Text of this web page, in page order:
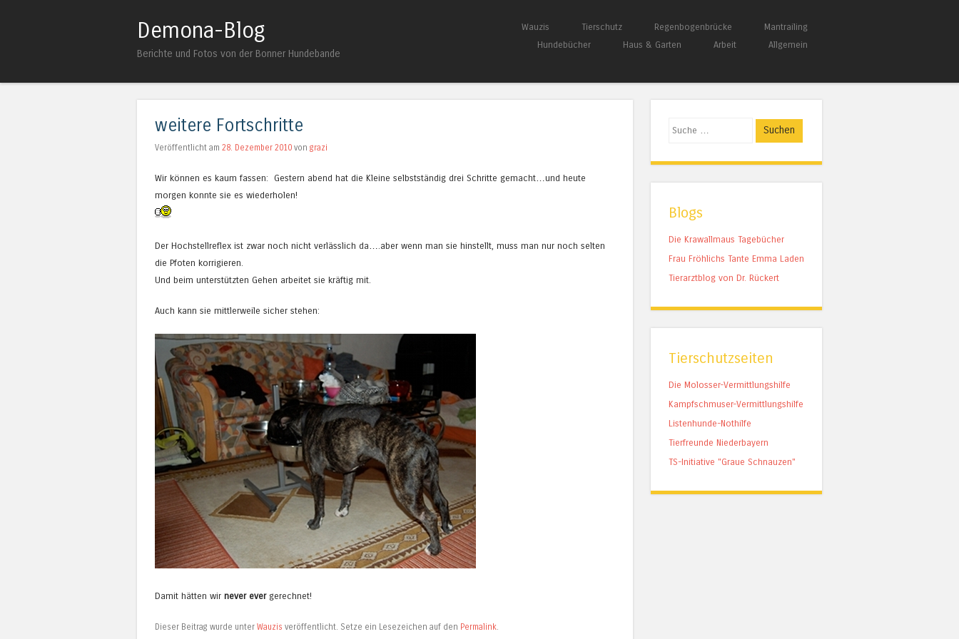
Demona-Blog
Berichte und Fotos von der Bonner Hundebande Menü
Springe zum Inhalt
Wauzis Tierschutz Regenbogenbrücke
Mantrailing
Hundebücher
Haus & Garten Arbeit Allgemein
weitere Fortschritte
Veröffentlicht am 28. Dezember 2010 von grazi
Wir können es kaum fassen: Gestern abend hat die Kleine selbstständig drei Schritte gemacht…und heute
morgen konnte sie es wiederholen!
Der Hochstellreflex ist zwar noch nicht verlässlich da….aber wenn man sie hinstellt, muss man nur noch selten
die Pfoten korrigieren.
Und beim unterstützten Gehen arbeitet sie kräftig mit.
Auch kann sie mittlerweile sicher stehen:
Damit hätten wir never evergerechnet!
Dieser Beitrag wurde unter Wauzis veröffentlicht. Setze ein Lesezeichen auf den Permalink.
Suchen
Blogs
Die Krawallmaus Tagebücher
Frau Fröhlichs Tante Emma Laden
Tierarztblog von Dr. Rückert
Tierschutzseiten
Die Molosser-Vermittlungshilfe
Kampfschmuser-Vermittlungshilfe
Listenhunde-Nothilfe
Tierfreunde Niederbayern
TS-Initiative "Graue Schnauzen"